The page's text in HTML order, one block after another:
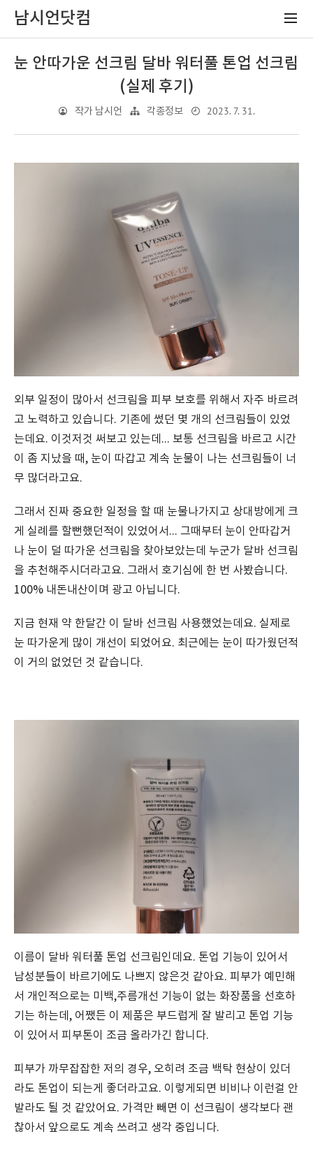
남시언닷컴
눈 안따가운 선크림 달바 워터풀 톤업 선크림
(실제 후기)
작가 남시언 각종정보 2023. 7. 31.
외부 일정이 많아서 선크림을 피부 보호를 위해서 자주 바르려
고 노력하고 있습니다. 기존에 썼던 몇 개의 선크림들이 있었
는데요. 이것저것 써보고 있는데... 보통 선크림을 바르고 시간
이 좀 지났을 때, 눈이 따갑고 계속 눈물이 나는 선크림들이 너
무 많더라고요.
그래서 진짜 중요한 일정을 할 때 눈물나가지고 상대방에게 크
게 실례를 할뻔했던적이 있었어서... 그때부터 눈이 안따갑거
나 눈이 덜 따가운 선크림을 찾아보았는데 누군가 달바 선크림
을 추천해주시더라고요. 그래서 호기심에 한 번 사봤습니다.
100% 내돈내산이며 광고 아닙니다.
지금 현재 약 한달간 이 달바 선크림 사용했었는데요. 실제로
눈 따가운게 많이 개선이 되었어요. 최근에는 눈이 따가웠던적
이 거의 없었던 것 같습니다.
이름이 달바 워터풀 톤업 선크림인데요. 톤업 기능이 있어서
남성분들이 바르기에도 나쁘지 않은것 같아요. 피부가 예민해
서 개인적으로는 미백,주름개선 기능이 없는 화장품을 선호하
기는 하는데, 어쨌든 이 제품은 부드럽게 잘 발리고 톤업 기능
이 있어서 피부톤이 조금 올라가긴 합니다.
피부가 까무잡잡한 저의 경우, 오히려 조금 백탁 현상이 있더
라도 톤업이 되는게 좋더라고요. 이렇게되면 비비나 이런걸 안
발라도 될 것 같았어요. 가격만 빼면 이 선크림이 생각보다 괜
찮아서 앞으로도 계속 쓰려고 생각 중입니다.